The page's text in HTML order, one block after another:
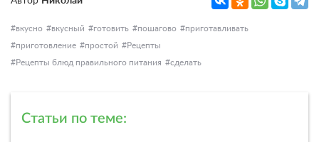
вкусно вкусный готовить пошагово
приготавливать
приготовление
простой
Рецепты
Рецепты блюд правильного питания
сделать
Статьи по теме: